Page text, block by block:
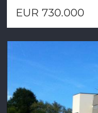
EUR 730.000